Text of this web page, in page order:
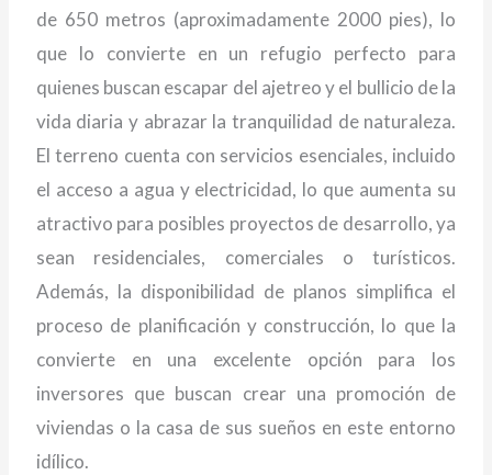
de 650 metros (aproximadamente 2000 pies), lo
que lo convierte en un refugio perfecto para
quienes buscan escapar del ajetreo y el bullicio de la
vida diaria y abrazar la tranquilidad de naturaleza.
El terreno cuenta con servicios esenciales, incluido
el acceso a agua y electricidad, lo que aumenta su
atractivo para posibles proyectos de desarrollo, ya
sean residenciales, comerciales o turísticos.
Además, la disponibilidad de planos simplifica el
proceso de planificación y construcción, lo que la
convierte en una excelente opción para los
inversores que buscan crear una promoción de
viviendas o la casa de sus sueños en este entorno
idílico.